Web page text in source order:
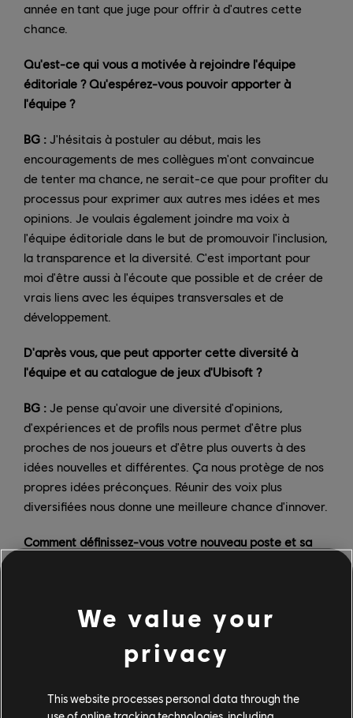
année en tant que juge pour offrir à d'autres cette
chance.
Qu'est-ce qui vous a motivée à rejoindre l'équipe
éditoriale ? Qu'espérez-vous pouvoir apporter à
l'équipe ?
BG : J'hésitais à postuler au début, mais les
encouragements de mes collègues m'ont convaincue
de tenter ma chance, ne serait-ce que pour profiter du
processus pour exprimer aux autres mes idées et mes
opinions. Je voulais également joindre ma voix à
l'équipe éditoriale dans le but de promouvoir l'inclusion,
la transparence et la diversité. C'est important pour
moi d'être aussi à l'écoute que possible et de créer de
vrais liens avec les équipes transversales et de
développement.
D'après vous, que peut apporter cette diversité à
l'équipe et au catalogue de jeux d'Ubisoft ?
BG : Je pense qu'avoir une diversité d'opinions,
d'expériences et de profils nous permet d'être plus
proches de nos joueurs et d'être plus ouverts à des
idées nouvelles et différentes. Ça nous protège de nos
propres idées préconçues. Réunir des voix plus
diversifiées nous donne une meilleure chance d'innover.
Comment définissez-vous votre nouveau poste et sa
Mon rôle consiste à soutenir les équipes de
développement, en leur donnant mon avis et en les
guidant, mais aussi en les représentant auprès de la
développement étaient surtout centrés sur la prise de
We value your
privacy
This website processes personal data through the
use of online tracking technologies, including